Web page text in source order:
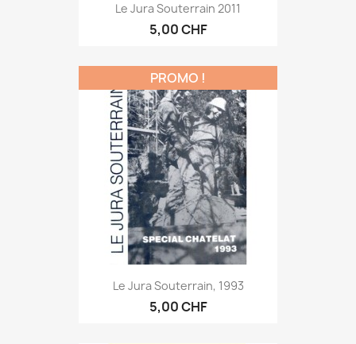
Le Jura Souterrain 2011
5,00 CHF
Le Jura Souterrain, 1993
5,00 CHF
PROMO !